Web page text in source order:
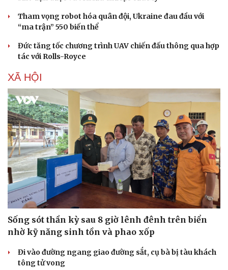
Sức khỏe
Dinh dưỡng - món ngon
Cây thuốc
Sản phụ khoa
Nhi khoa
Nam khoa
Làm đẹp - giảm cân
Phòng mạch online
Ăn sạch sống khỏe
Đời sống
Nhà đẹp
Blog
Tình yêu - Gia đình
Tham vọng robot hóa quân đội, Ukraine đau đầu với
“ma trận” 550 biến thể
Đức tăng tốc chương trình UAV chiến đấu thông qua hợp
tác với Rolls-Royce
XÃ HỘI
Sống sót thần kỳ sau 8 giờ lênh đênh trên biển
nhờ kỹ năng sinh tồn và phao xốp
Đi vào đường ngang giao đường sắt, cụ bà bị tàu khách
tông tử vong